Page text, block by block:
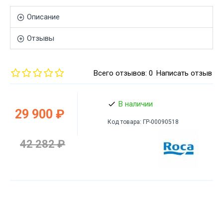
Описание
Отзывы
Всего отзывов: 0 Написать отзыв
29 900 ₽
42 282 ₽
В наличии
Код товара: ГР-00090518